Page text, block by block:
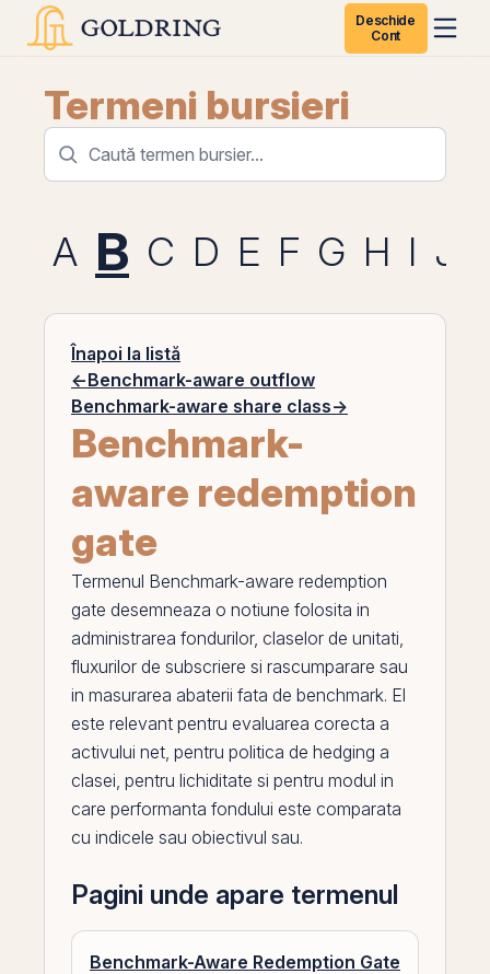
Deschide
Cont
Termeni bursieri
A B C D E F G H I J
Înapoi la listă
←Benchmark-aware outflow
Benchmark-aware share class→
Benchmark-
aware redemption
gate
Termenul Benchmark-aware redemption
gate desemneaza o notiune folosita in
administrarea fondurilor, claselor de unitati,
fluxurilor de subscriere si rascumparare sau
in masurarea abaterii fata de benchmark. El
este relevant pentru evaluarea corecta a
activului net, pentru politica de hedging a
clasei, pentru lichiditate si pentru modul in
care performanta fondului este comparata
cu indicele sau obiectivul sau.
Pagini unde apare termenul
Benchmark-Aware Redemption Gate